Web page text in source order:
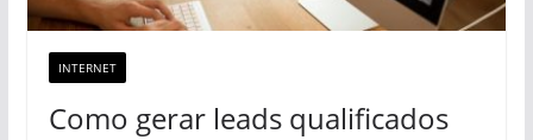
INTERNET
Como gerar leads qualificados